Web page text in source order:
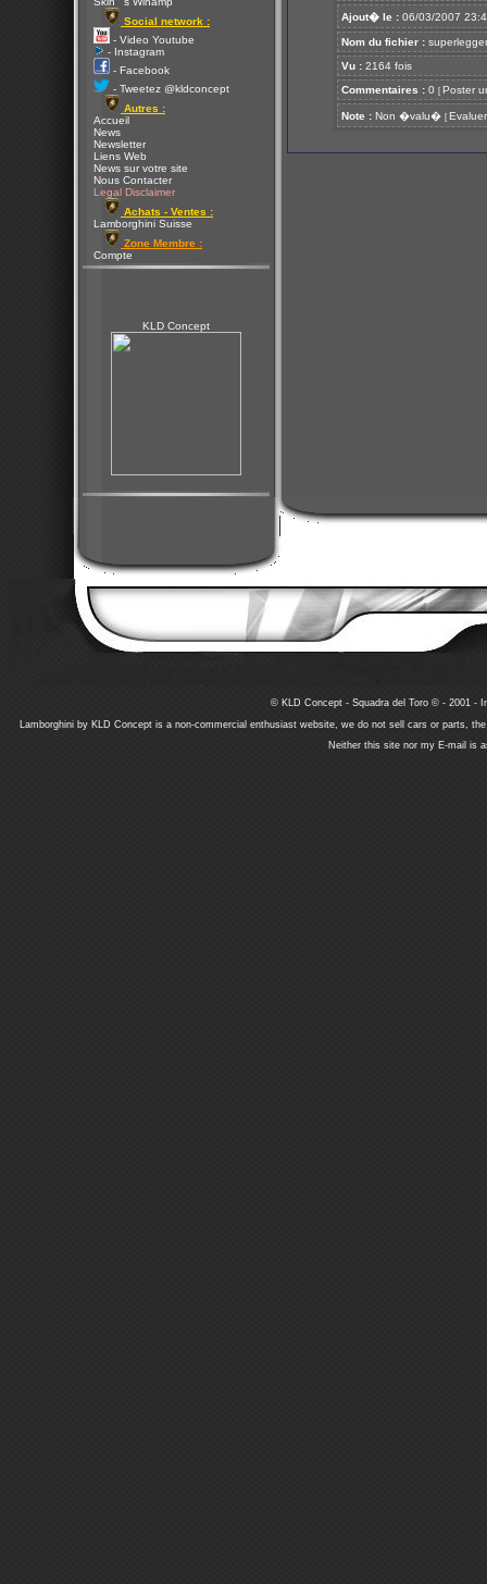
Social network :
- Video Youtube
- Instagram
- Facebook
- Tweetez @kldconcept
Autres :
Accueil
News
Newsletter
Liens Web
News sur votre site
Nous Contacter
Legal Disclaimer
Achats - Ventes :
Lamborghini Suisse
Zone Membre :
Compte
KLD Concept
Ajout� le : 06/03/2007
Nom du fichier :
Vu : 2164 fois
Commentaires : 0 [ Poster
Note : Non �valu� [ Evaluer
© KLD Concept - Squadra del Toro © - 2001 -
Lamborghini by KLD Concept is a non-commercial enthusiast website, we do not sell cars or parts,
Neither this site nor my E-mail is